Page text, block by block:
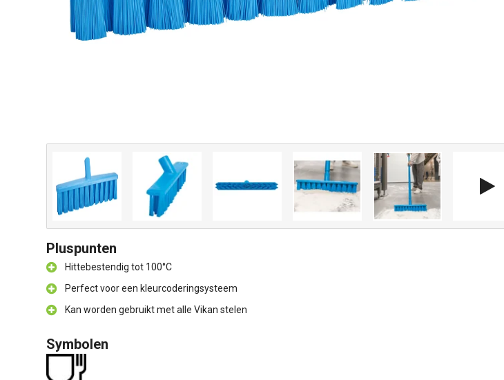
Pluspunten
Hittebestendig tot 100°C
Perfect voor een kleurcoderingsysteem
Kan worden gebruikt met alle Vikan stelen
Symbolen